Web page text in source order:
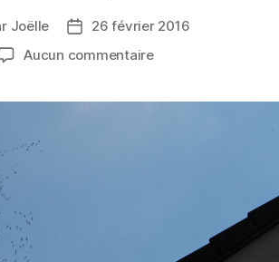
Joëlle
Date26 février 2016
Aucun commentairesur